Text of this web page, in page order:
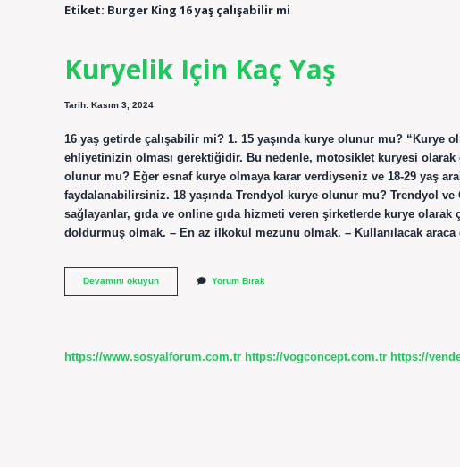
Etiket: Burger King 16 yaş çalışabilir mi
Kuryelik Için Kaç Yaş
Tarih: Kasım 3, 2024
16 yaş getirde çalışabilir mi? 1. 15 yaşında kurye olunur mu? “Kurye
ehliyetinizin olması gerektiğidir. Bu nedenle, motosiklet kuryesi olarak
olunur mu? Eğer esnaf kurye olmaya karar verdiyseniz ve 18-29 yaş
faydalanabilirsiniz. 18 yaşında Trendyol kurye olunur mu? Trendyol ve
sağlayanlar, gıda ve online gıda hizmeti veren şirketlerde kurye olarak
doldurmuş olmak. – En az ilkokul mezunu olmak. – Kullanılacak
Devamını okuyunKuryelik
Için
Yorum Bırak
https://www.sosyalforum.com.tr https://vogconcept.com.tr https://